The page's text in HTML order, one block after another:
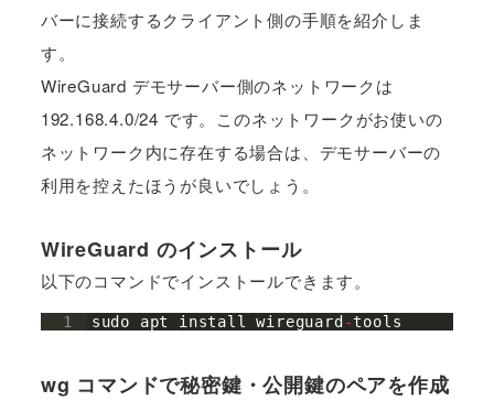
バーに接続するクライアント側の手順を紹介しま
す。
WireGuard デモサーバー側のネットワークは
192.168.4.0/24 です。このネットワークがお使いの
ネットワーク内に存在する場合は、デモサーバーの
利用を控えたほうが良いでしょう。
WireGuard のインストール
以下のコマンドでインストールできます。
1 sudo apt install wireguard -tools
wg コマンドで秘密鍵・公開鍵のペアを作成